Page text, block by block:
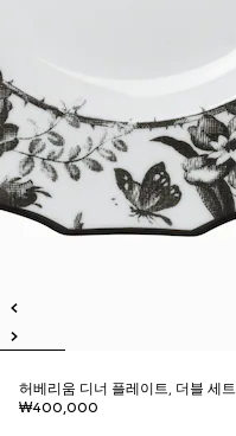
허베리움 디너 플레이트, 더블 세트
₩400,000